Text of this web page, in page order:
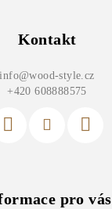
Kontakt
info@wood-style.cz
+420 608888575
pro vás